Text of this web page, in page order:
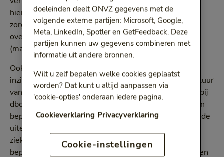
hierover moet namelijk tot stand komen tussen de
zorgverlener en de verzekerde. Wij gaan vervolgens
over tot de vergoeding van het in rekening gebrachte
(marktconforme) tarief.
Ook ervaren wij in de praktijk dat het soms lastig is
inzicht te geven in de kosten door de complexe structuur
van zogeheten prestatiebeschrijvingen. Bijvoorbeeld bij
dbc-zorgproducten. Wanneer een verzekerde met een
bepaalde diagnose naar het ziekenhuis gaat, bepalen de
uiteindelijke zorgactiviteiten welke prestatie het
ziekenhuis in rekening brengt. Daarmee wordt ook
bepaald welk bedrag hierbij past. Dit is in veel gevallen
doeleinden deelt ONVZ gegevens met de
volgende externe partijen: Microsoft, Google,
Meta, LinkedIn, Spotler en GetFeedback. Deze
partijen kunnen uw gegevens combineren met
informatie uit andere bronnen.
Wilt u zelf bepalen welke cookies geplaatst
worden? Dat kunt u altijd aanpassen via
'cookie-opties' onderaan iedere pagina.
Cookieverklaring Privacyverklaring
Cookie-instellingen